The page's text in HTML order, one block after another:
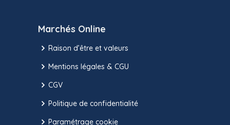
Marchés Online
Raison d’être et valeurs
Mentions légales & CGU
CGV
Politique de confidentialité
Paramétrage cookie